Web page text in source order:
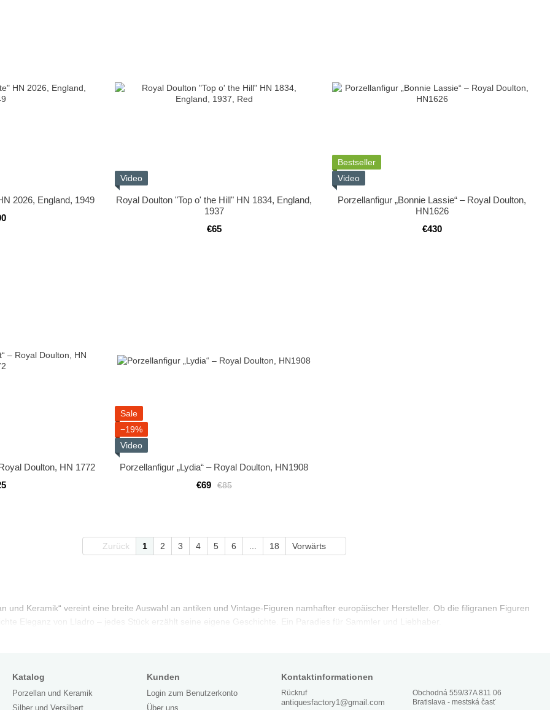
und Keramik“ vereint eine breite Auswahl an antiken und Vintage-Figuren namhafter europäischer Hersteller. Ob die filigranen Figuren
Eleganz von Lladro – jedes Stück erzählt seine eigene Geschichte. Ein Paradies für Sammler und Liebhaber.
2026, England, 1949
Video
Royal Doulton "Top o' the Hill" HN 1834, England,
1937
€65
Bestseller
Video
Porzellanfigur „Bonnie Lassie“ – Royal Doulton,
HN1626
€430
Doulton, HN 1772
Sale
−19%
Video
Porzellanfigur „Lydia“ – Royal Doulton, HN1908
€85
€69
Zurück 1 2 3 4 5 6 18 Vorwärts
Katalog
Porzellan und Keramik
Silber und Versilbert
Kunden
Login zum Benutzerkonto
Über uns
Kontaktinformationen
Rückruf
antiquesfactory1@gmail.com
Obchodná 559/37A 811 06
Bratislava - mestská časť